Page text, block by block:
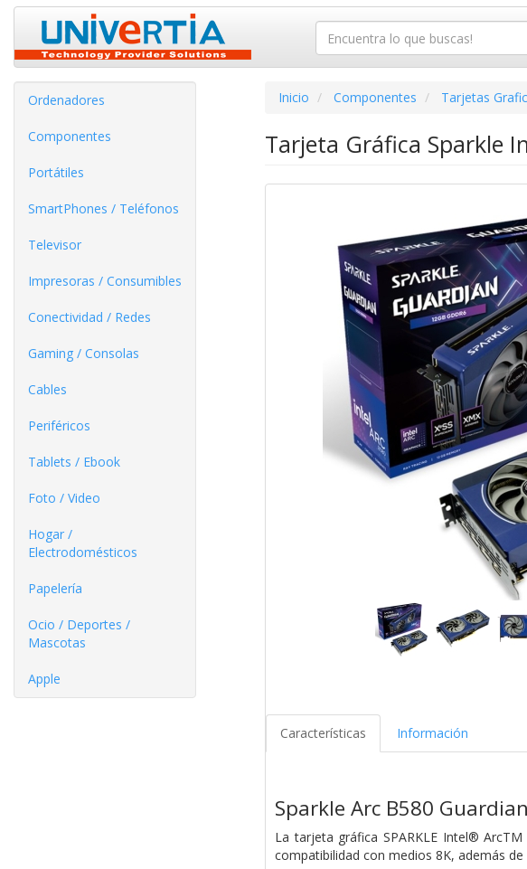
Ordenadores
Componentes
Portátiles
SmartPhones / Teléfonos
Televisor
Impresoras / Consumibles
Conectividad / Redes
Gaming / Consolas
Cables
Periféricos
Tablets / Ebook
Foto / Video
Hogar /
Electrodomésticos
Papelería
Ocio / Deportes /
Mascotas
Apple
Inicio Componentes Tarjetas
Tarjeta Gráfica Sparkle
Características Información
Sparkle Arc B580
La tarjeta gráfica SPARKLE Intel®
compatibilidad con medios 8K, además